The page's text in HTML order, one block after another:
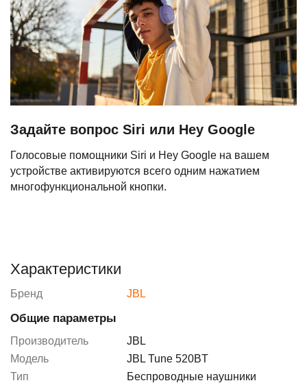
Задайте вопрос Siri или Hey Google
Голосовые помощники Siri и Hey Google на вашем
устройстве активируются всего одним нажатием
многофункциональной кнопки.
Характеристики
Бренд JBL
Общие параметры
Производитель
JBL
Модель
JBL Tune 520BT
Тип
Беспроводные наушники